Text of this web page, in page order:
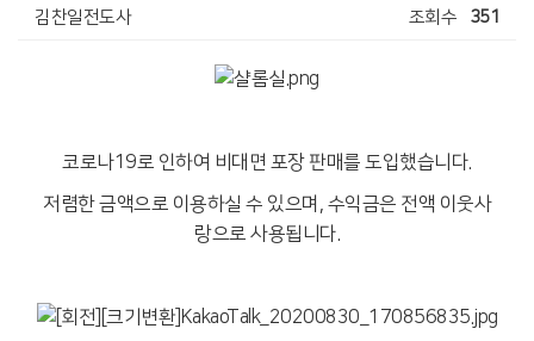
김찬일전도사 조회수 351
코로나19로 인하여 비대면 포장 판매를 도입했습니다.
저렴한 금액으로 이용하실 수 있으며, 수익금은 전액 이웃사
랑으로 사용됩니다.